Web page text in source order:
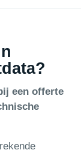
een offerte